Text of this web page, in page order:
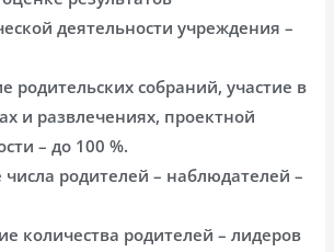
деятельности учреждения –
родительских собраний, участие в
и развлечениях, проектной
– до 100 %.
родителей – наблюдателей –
количества родителей – лидеров